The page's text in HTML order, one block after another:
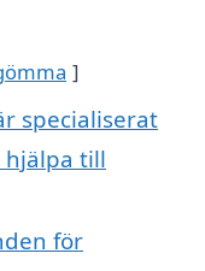
specialiserat
till
för